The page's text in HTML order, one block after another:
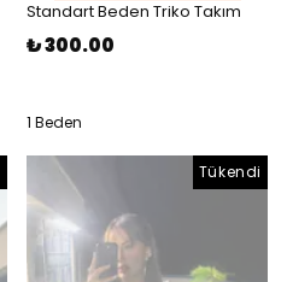
Standart Beden Triko Takım
₺ 300.00
1 Beden
Tükendi